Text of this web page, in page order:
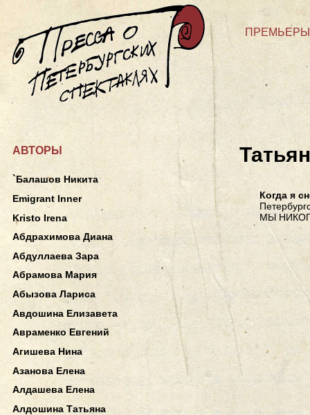
ПРЕМЬЕРЫ
Когда я
МЫ
АВТОРЫ
`Балашов Никита
Emigrant Inner
Kristo Irena
Абдрахимова Диана
Абдуллаева Зара
Абрамова Мария
Абызова Лариса
Авдошина Елизавета
Авраменко Евгений
Агишева Нина
Азанова Елена
Алдашева Елена
Алдошина Татьяна